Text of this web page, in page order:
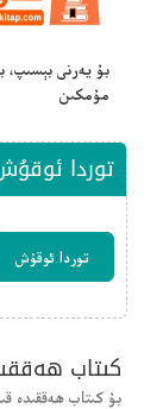
بۇ يەرنى بېسىپ،
مۇمكىن
توردا
توردا ئوقۇش
كىتاب
بۇ كىتاب ھەققىدە